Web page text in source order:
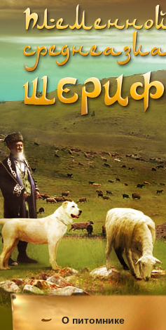
О питомнике